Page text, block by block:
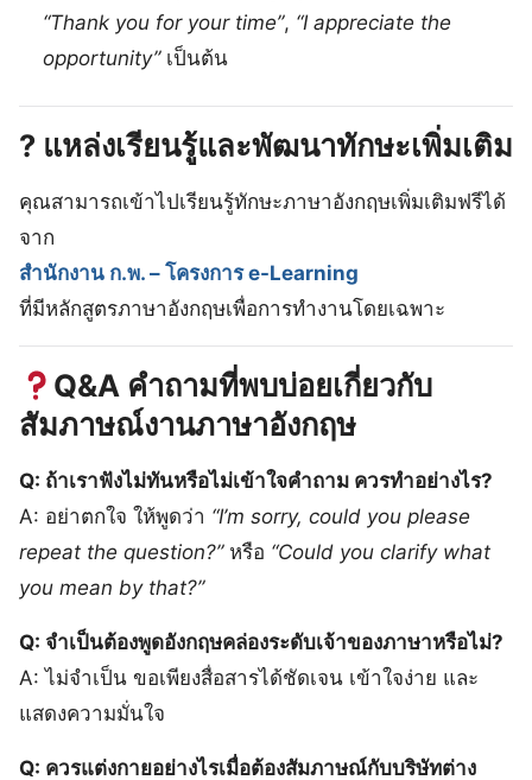
“Thank you for your time”, “I appreciate the
opportunity”เป็นต้น
? แหล่งเรียนรู้และพัฒนาทักษะเพิ่มเติม
คุณสามารถเข้าไปเรียนรู้ทักษะภาษาอังกฤษเพิ่มเติมฟรีได้
จาก
สำนักงาน ก.พ. – โครงการ e-Learning
ที่มีหลักสูตรภาษาอังกฤษเพื่อการทำงานโดยเฉพาะ
Q&A คำถามที่พบบ่อยเกี่ยวกับ
สัมภาษณ์งานภาษาอังกฤษ
Q: ถ้าเราฟังไม่ทันหรือไม่เข้าใจคำถาม ควรทำอย่างไร?
A: อย่าตกใจ ให้พูดว่า “I’m sorry, could you please
repeat the question?”หรือ “Could you clarify what
you mean by that?”
Q: จำเป็นต้องพูดอังกฤษคล่องระดับเจ้าของภาษาหรือไม่?
A: ไม่จำเป็น ขอเพียงสื่อสารได้ชัดเจน เข้าใจง่าย และ
แสดงความมั่นใจ
Q: ควรแต่งกายอย่างไรเมื่อต้องสัมภาษณ์กับบริษัทต่าง